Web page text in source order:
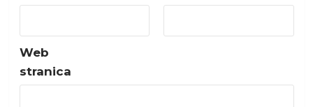
Web
stranica